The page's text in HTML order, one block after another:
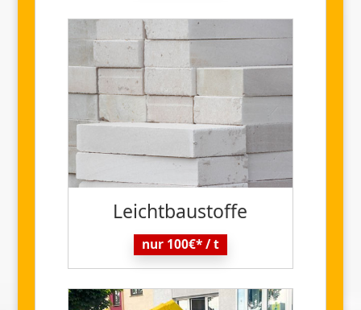
Leichtbaustoffe
nur 100€* / t